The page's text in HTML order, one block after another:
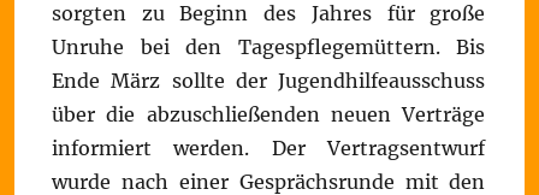
sorgten zu Beginn des Jahres für große
Unruhe bei den Tagespflegemüttern. Bis
Ende März sollte der Jugendhilfeausschuss
über die abzuschließenden neuen Verträge
informiert werden. Der Vertragsentwurf
wurde nach einer Gesprächsrunde mit den